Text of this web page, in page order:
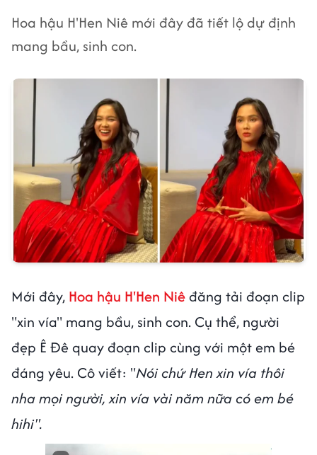
Hoa hậu H'Hen Niê mới đây đã tiết lộ dự định
mang bầu, sinh con.
Mới đây, Hoa hậu H'Hen Niêđăng tải đoạn clip
"xin vía" mang bầu, sinh con. Cụ thể, người
đẹp Ê Đê quay đoạn clip cùng với một em bé
đáng yêu. Cô viết: "Nói chứ Hen xin vía thôi
nha mọi người, xin vía vài năm nữa có em bé
hihi".